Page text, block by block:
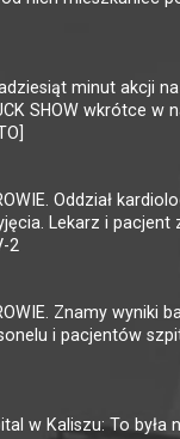
minut akcji
SHOW wkrótce w
Oddział
Lekarz i pacjent
2
Znamy wyniki
i pacjentów
w Kaliszu: To była